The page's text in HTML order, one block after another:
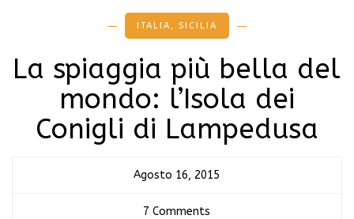
ITALIA , SICILIA
La spiaggia più bella del
mondo: l’Isola dei
Conigli di Lampedusa
Agosto 16, 2015
7 Comments